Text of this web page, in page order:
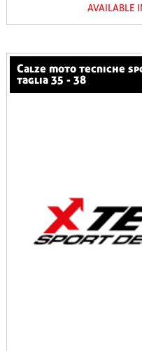
AVAILABLE
calze moto tecniche sportive invernali nere xtech
taglia 35 - 38